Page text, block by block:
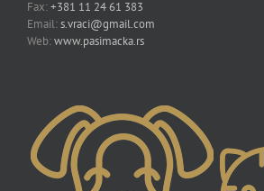
Fax:+381 11 24 61 383
Email:s.vraci@gmail.com
Web:www.pasimacka.rs